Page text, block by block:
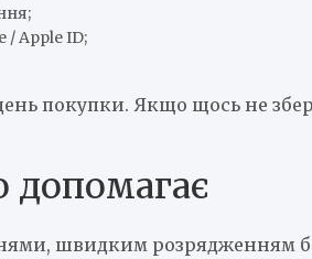
/ Apple ID;
покупки. Якщо щось не
допомагає
швидким розрядженням